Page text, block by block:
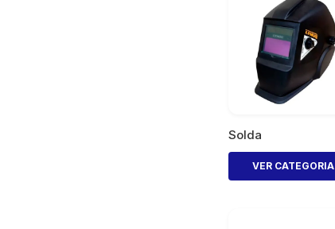
Solda
VER CATEGORIA